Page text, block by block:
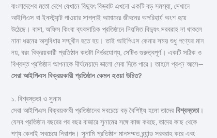
বাংলাদেশের মতো দেশে যেখানে বিদ্যুৎ বিভ্রাট এখনো একটি বড় সমস্যা, সেখানে
আইপিএস বা ইনস্ট্যান্ট পাওয়ার সাপ্লাই আমাদের জীবনের অপরিহার্য অংশ হয়ে
উঠেছে। বাসা, অফিস কিংবা ব্যবসায়িক প্রতিষ্ঠানে নিয়মিত বিদ্যুৎ সরবরাহ না থাকলে
নানা ধরনের অসুবিধার সম্মুখীন হতে হয়। তাই আইপিএস কেনার সময় শুধু পণ্যের মান
নয়, বরং বিক্রয়কারী প্রতিষ্ঠান কতটা নির্ভরযোগ্য, সেটিও গুরুত্বপূর্ণ। একটি সঠিক ও
বিশ্বস্ত প্রতিষ্ঠান আপনাকে দীর্ঘমেয়াদে ভালো সেবা দিতে পারে। তাহলে প্রশ্ন আসে—
সেরা আইপিএস বিক্রয়কারী প্রতিষ্ঠান কেমন হওয়া উচিত?
১. বিশ্বস্ততা ও সুনাম
সেরা আইপিএস বিক্রয়কারী প্রতিষ্ঠানের সবচেয়ে বড় বৈশিষ্ট্য হলো তাদেরবিশ্বস্ততা।
যেসব প্রতিষ্ঠান বছরের পর বছর বাজারে সুনামের সঙ্গে কাজ করছে, তাদের কাছ থেকে
পণ্য কেনাই সবচেয়ে নিরাপদ। সুনামি প্রতিষ্ঠান মানসম্মত ব্র্যান্ড সরবরাহ করে এবং